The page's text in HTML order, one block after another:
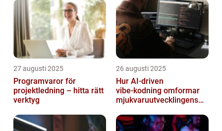
27 augusti 2025
Programvaror för
projektledning – hitta rätt
verktyg
26 augusti 2025
Hur AI‑driven
vibe‑kodning omformar
mjukvaruutvecklingens